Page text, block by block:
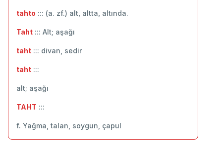
tahto ::: (a. zf.) alt, altta, altında.
Taht ::: Alt; aşağı
taht ::: divan, sedir
taht :::
alt; aşağı
TAHT :::
f. Yağma, talan, soygun, çapul